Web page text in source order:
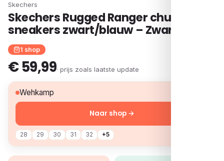
Skechers
Skechers Rugged Ranger chunky
sneakers zwart/blauw – Zwart multi
1 shop
€ 59,99· prijs zoals laatste update
Wehkamp
28 29 30 31 32 +5
Naar shop →